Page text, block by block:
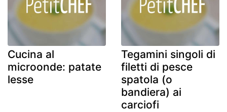
Cucina al
microonde: patate
lesse
Tegamini singoli di
filetti di pesce
spatola (o
bandiera) ai
carciofi